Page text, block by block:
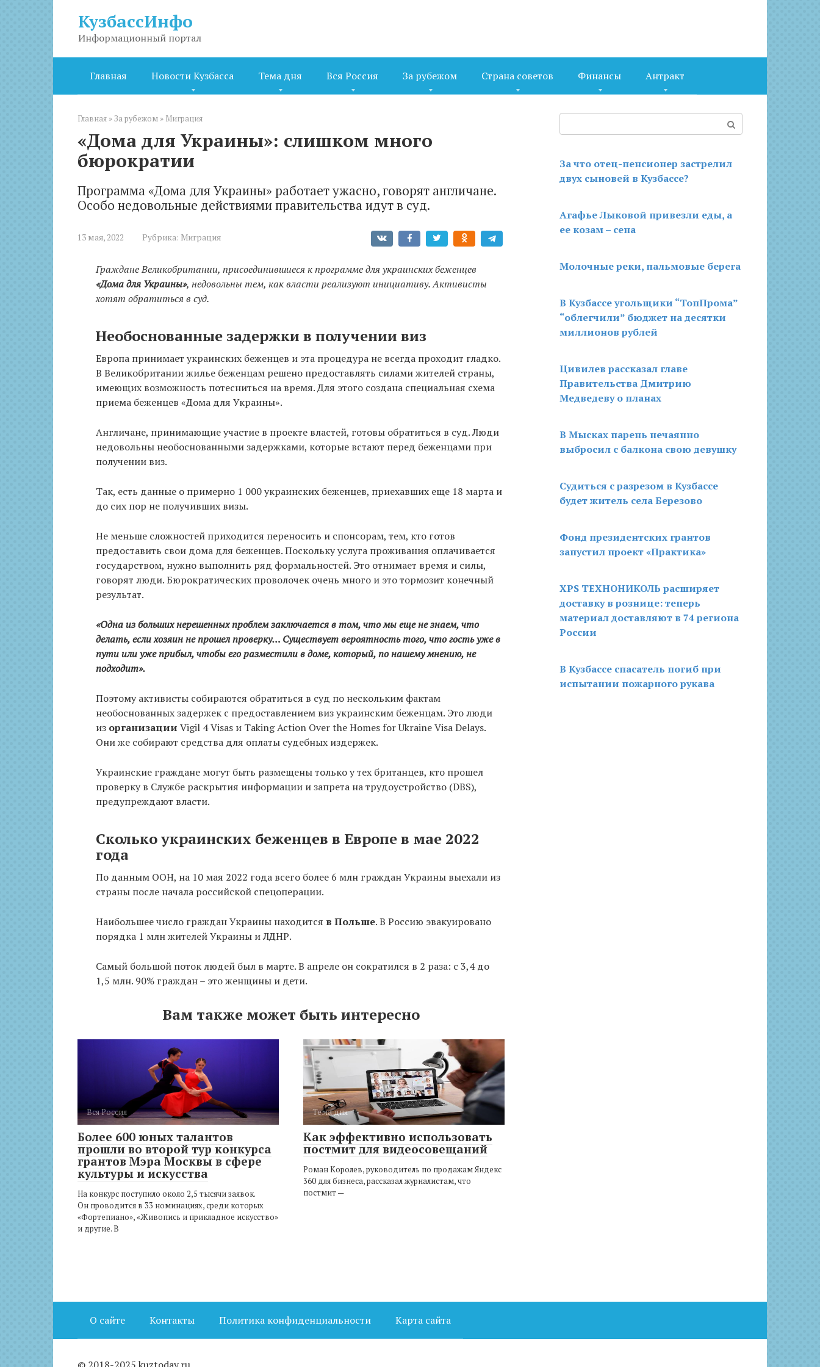
КузбассИнфо
Информационный портал
Главная Новости Кузбасса Тема дня Вся Россия За рубежом Страна советов Финансы Антракт
Главная »За рубежом » Миграция
«Дома для Украины»: слишком много
бюрократии
Программа «Дома для Украины» работает ужасно, говорят англичане.
Особо недовольные действиями правительства идут в суд.
13 мая, 2022 Рубрика: Миграция
Граждане Великобритании, присоединившиеся к программе для украинских беженцев
«Дома для Украины», недовольны тем, как власти реализуют инициативу. Активисты
хотят обратиться в суд.
Необоснованные задержки в получении виз
Европа принимает украинских беженцев и эта процедура не всегда проходит гладко.
В Великобритании жилье беженцам решено предоставлять силами жителей страны,
имеющих возможность потесниться на время. Для этого создана специальная схема
приема беженцев «Дома для Украины».
Англичане, принимающие участие в проекте властей, готовы обратиться в суд. Люди
недовольны необоснованными задержками, которые встают перед беженцами при
получении виз.
Так, есть данные о примерно 1 000 украинских беженцев, приехавших еще 18 марта и
до сих пор не получивших визы.
Не меньше сложностей приходится переносить и спонсорам, тем, кто готов
предоставить свои дома для беженцев. Поскольку услуга проживания оплачивается
государством, нужно выполнить ряд формальностей. Это отнимает время и силы,
говорят люди. Бюрократических проволочек очень много и это тормозит конечный
результат.
«Одна из больших нерешенных проблем заключается в том, что мы еще не знаем, что
делать, если хозяин не прошел проверку… Существует вероятность того, что гость уже в
пути или уже прибыл, чтобы его разместили в доме, который, по нашему мнению, не
подходит».
Поэтому активисты собираются обратиться в суд по нескольким фактам
необоснованных задержек с предоставлением виз украинским беженцам. Это люди
из организации Vigil 4 Visas и Taking Action Over the Homes for Ukraine Visa Delays.
Они же собирают средства для оплаты судебных издержек.
Украинские граждане могут быть размещены только у тех британцев, кто прошел
проверку в Службе раскрытия информации и запрета на трудоустройство (DBS),
предупреждают власти.
Сколько украинских беженцев в Европе в мае 2022
года
По данным ООН, на 10 мая 2022 года всего более 6 млн граждан Украины выехали из
страны после начала российской спецоперации.
Наибольшее число граждан Украины находится в Польше. В Россию эвакуировано
порядка 1 млн жителей Украины и ЛДНР.
Самый большой поток людей был в марте. В апреле он сократился в 2 раза: с 3,4 до
1,5 млн. 90% граждан – это женщины и дети.
Вам также может быть интересно
Вся Россия
Более 600 юных талантов
прошли во второй тур конкурса
грантов Мэра Москвы в сфере
культуры и искусства
На конкурс поступило около 2,5 тысячи заявок.
Он проводится в 33 номинациях, среди которых
«Фортепиано», «Живопись и прикладное искусство»
и другие. В
Тема дня
Как эффективно использовать
постмит для видеосовещаний
Роман Королев, руководитель по продажам Яндекс
360 для бизнеса, рассказал журналистам, что
постмит —
За что отец-пенсионер застрелил
двух сыновей в Кузбассе?
Агафье Лыковой привезли еды, а
ее козам – сена
Молочные реки, пальмовые берега
В Кузбассе угольщики “ТопПрома”
“облегчили” бюджет на десятки
миллионов рублей
Цивилев рассказал главе
Правительства Дмитрию
Медведеву о планах
В Мысках парень нечаянно
выбросил с балкона свою девушку
Судиться с разрезом в Кузбассе
будет житель села Березово
Фонд президентских грантов
запустил проект «Практика»
XPS ТЕХНОНИКОЛЬ расширяет
доставку в рознице: теперь
материал доставляют в 74 региона
России
В Кузбассе спасатель погиб при
испытании пожарного рукава
О сайте Контакты Политика конфиденциальности Карта сайта